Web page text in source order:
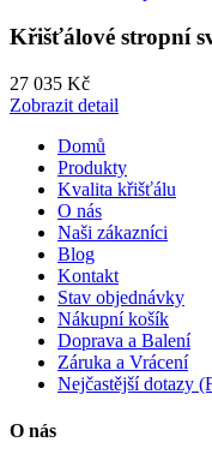
Křišťálové stropní
27 035 Kč
Zobrazit detail
Domů
Produkty
Kvalita křišťálu
O nás
Naši zákazníci
Blog
Kontakt
Stav objednávky
Nákupní košík
Doprava a Balení
Záruka a Vrácení
Nejčastější dotazy
O nás